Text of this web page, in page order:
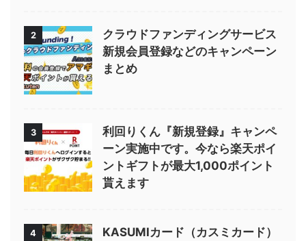
2
クラウドファンディングサービス
新規会員登録などのキャンペーン
まとめ
3
利回りくん『新規登録』キャンペ
ーン実施中です。今なら楽天ポイ
ントギフトが最大1,000ポイント
貰えます
4
KASUMIカード（カスミカード）